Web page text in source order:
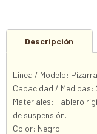
Descripción
Línea / Modelo:
Capacidad / Medidas:
Materiales: Tablero
de suspensión.
Color: Negro.